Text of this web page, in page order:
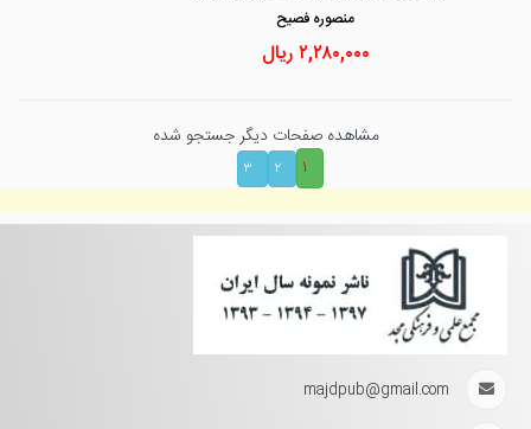
منصوره فصيح
۲,۲۸۰,۰۰۰ریال
مشاهده صفحات دیگر جستجو شده
۱
۲ ۳
majdpub@gmail.com